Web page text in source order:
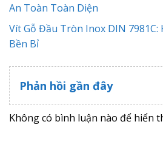
An Toàn Toàn Diện
Vít Gỗ Đầu Tròn Inox DIN 7981C:
Bền Bỉ
Phản hồi gần đây
Không có bình luận nào để hiển